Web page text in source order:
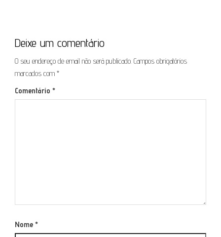
Deixe um comentário
O seu endereço de email não será publicado. Campos obrigatórios
marcados com *
Comentário *
Nome *